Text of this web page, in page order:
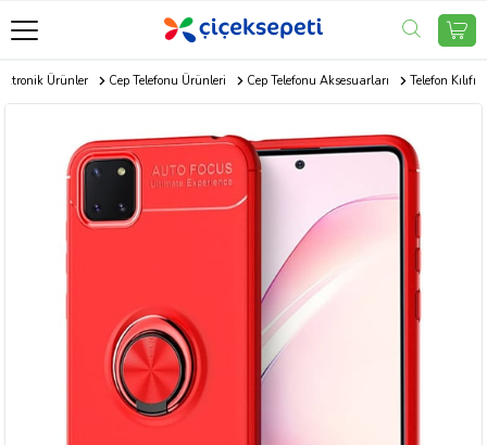
Ürünler Cep Telefonu Ürünleri Cep Telefonu Aksesuarları Telefon Kılıfı